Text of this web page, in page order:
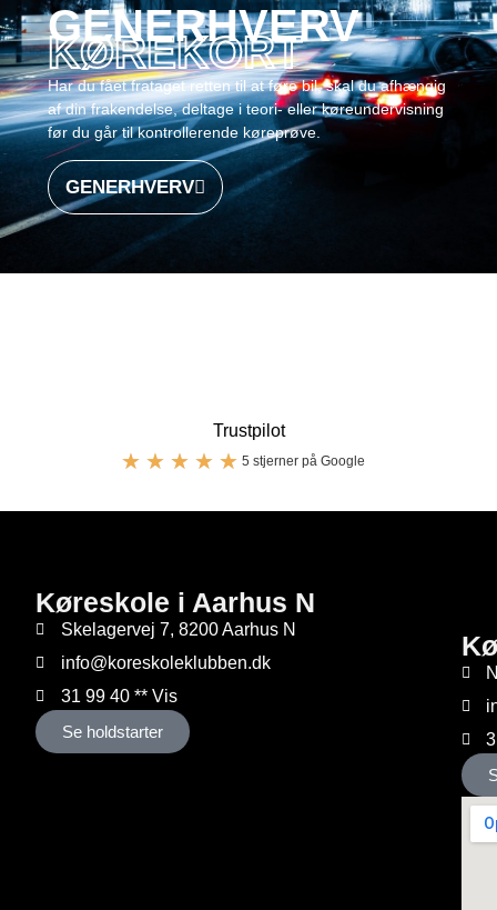
GENERHVERV
KØREKORT
Har du fået frataget retten til at føre bil, skal du afhængig
af din frakendelse, deltage i teori- eller køreundervisning
før du går til kontrollerende køreprøve.
GENERHVERV
Trustpilot
5 stjerner på Google
★ ★ ★ ★ ★
Køreskole i Aarhus N
Skelagervej 7, 8200 Aarhus N
info@koreskoleklubben.dk
31 99 40 ** Vis
Se holdstarter